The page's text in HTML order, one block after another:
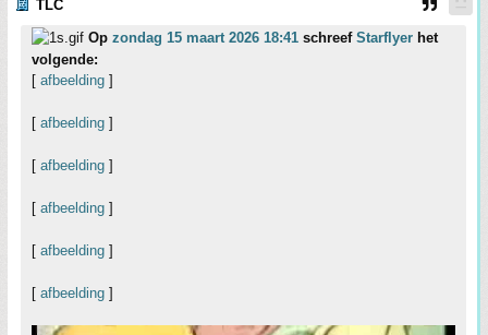
TLC
Op zondag 15 maart 2026 18:41 schreef Starflyer het
volgende:
[ afbeelding ]
[ afbeelding ]
[ afbeelding ]
[ afbeelding ]
[ afbeelding ]
[ afbeelding ]